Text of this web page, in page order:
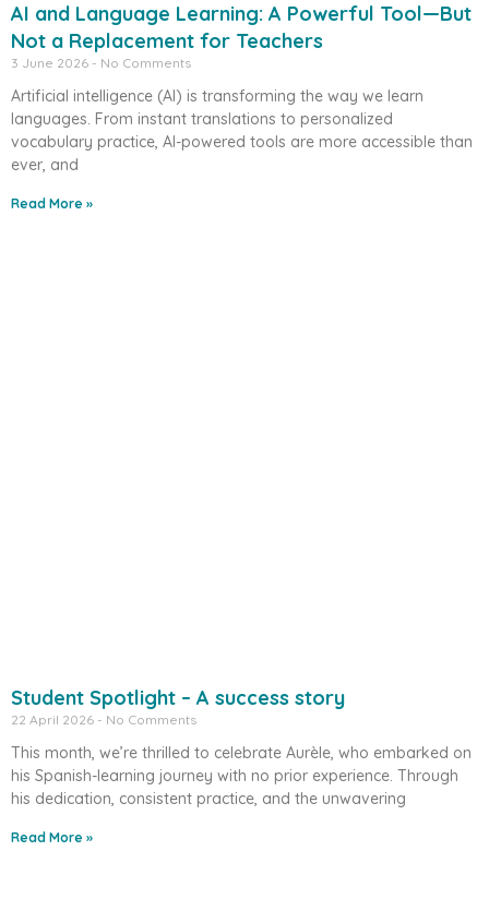
AI and Language Learning: A Powerful Tool—But
Not a Replacement for Teachers
3 June 2026 No Comments
Artificial intelligence (AI) is transforming the way we learn
languages. From instant translations to personalized
vocabulary practice, AI-powered tools are more accessible than
ever, and
Read More »
Student Spotlight – A success story
22 April 2026 No Comments
This month, we’re thrilled to celebrate Aurèle, who embarked on
his Spanish-learning journey with no prior experience. Through
his dedication, consistent practice, and the unwavering
Read More »